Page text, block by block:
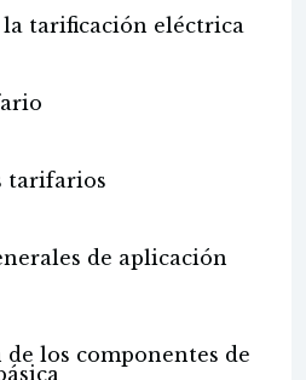
tarificación eléctrica
tarifarios
de aplicación
los componentes de